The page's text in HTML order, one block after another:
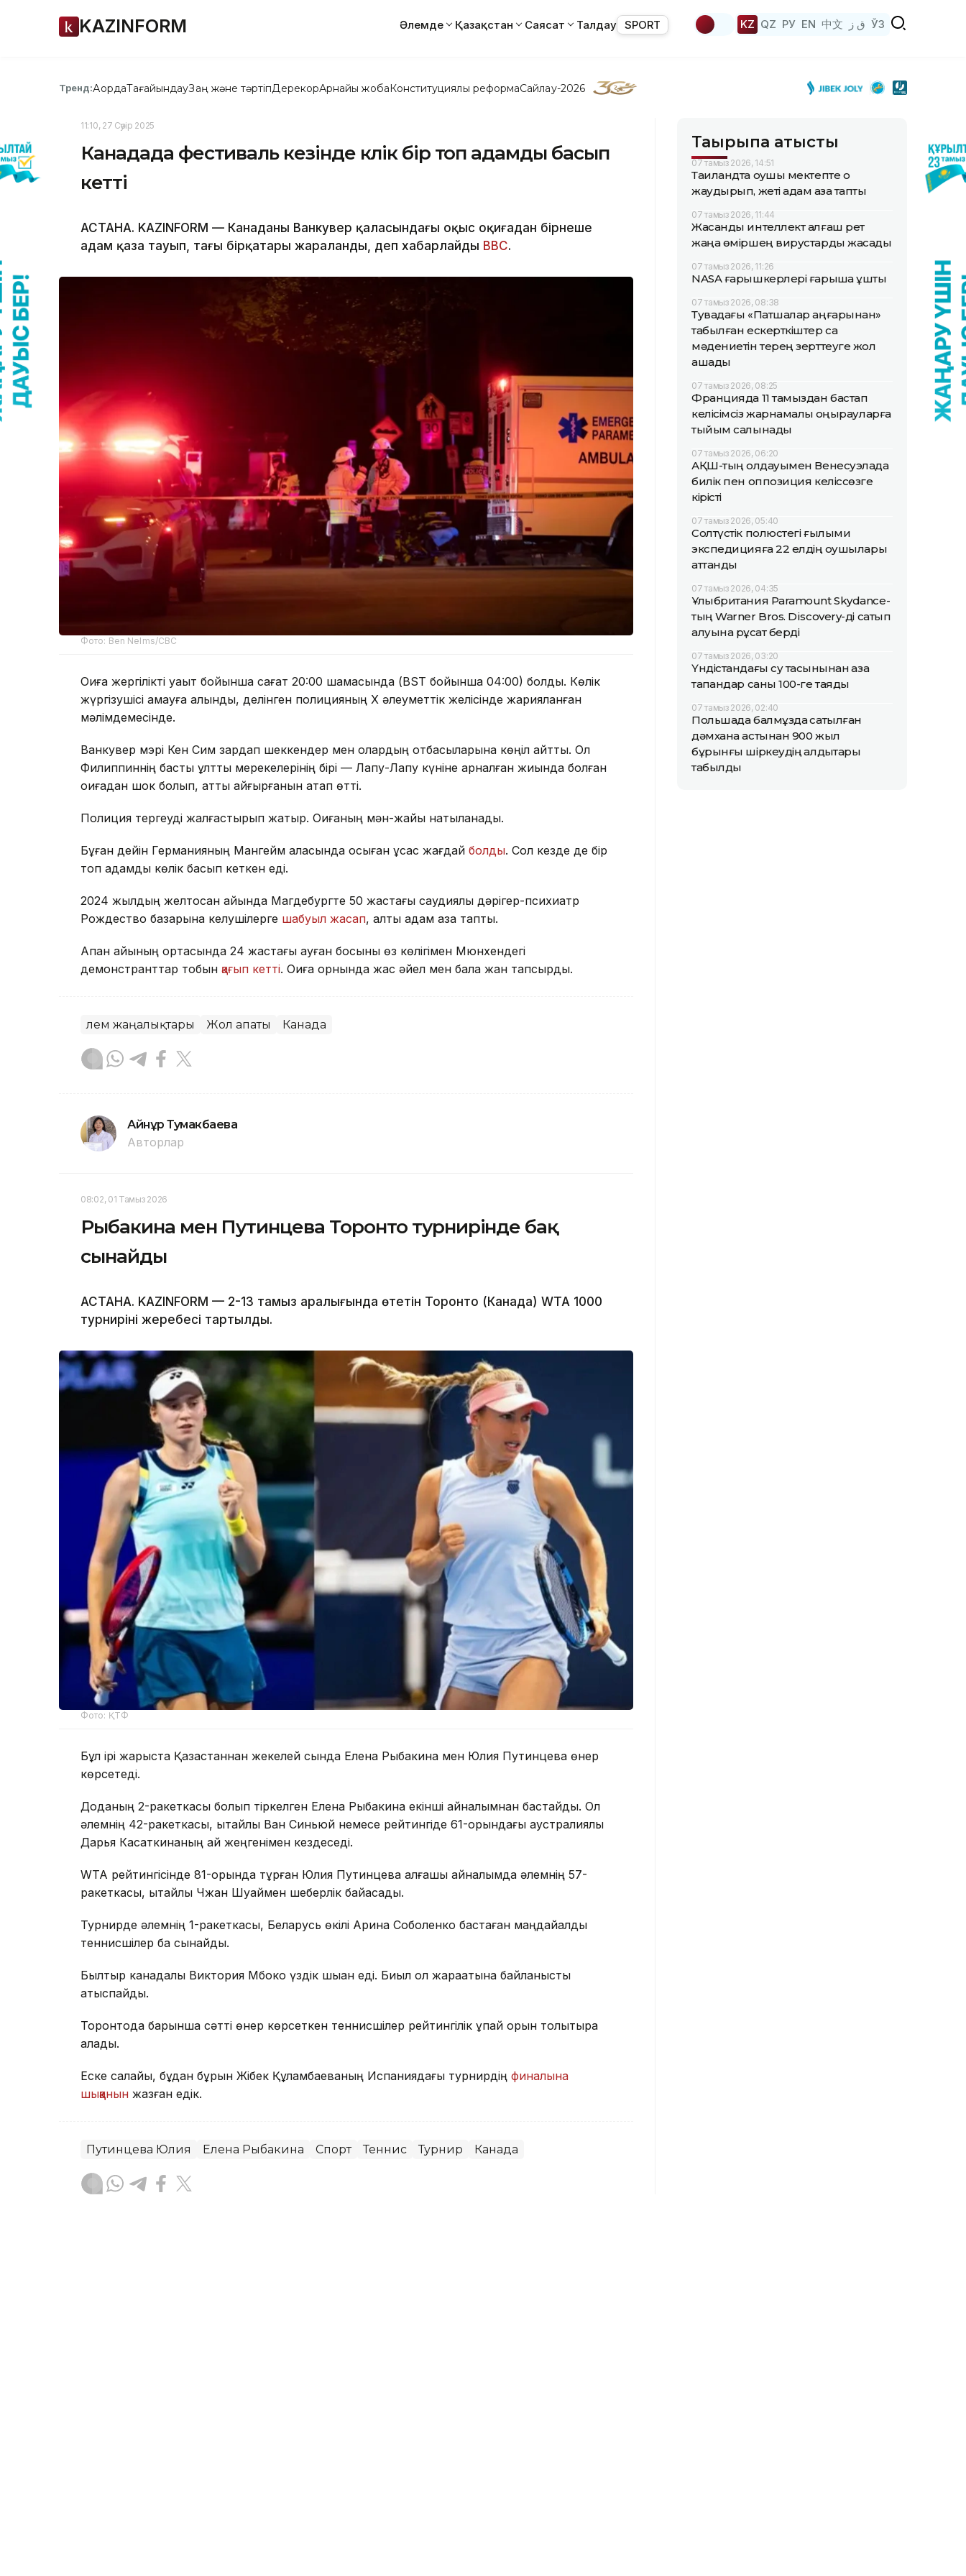
KAZINFORM Әлемде Қазақстан Саясат Талдау SPORT KZ QZ РУ EN 中文 ق ز ЎЗ
Тренд:АқордаТағайындауЗаң және тәртіпДерекқорАрнайы жобаКонституциялық реформаСайлау-2026
11:10, 27 Сәуір 2025
Канадада фестиваль кезінде көлік бір топ адамды басып
кетті
АСТАНА. KAZINFORM — Канаданың Ванкувер қаласындағы оқыс оқиғадан бірнеше
адам қаза тауып, тағы бірқатары жараланды, деп хабарлайды BBC.
Фото: Ben Nelms/CBC
Оқиға жергілікті уақыт бойынша сағат 20:00 шамасында (BST бойынша 04:00) болды. Көлік
жүргізушісі қамауға алынды, делінген полицияның X әлеуметтік желісінде жарияланған
мәлімдемесінде.
Ванкувер мэрі Кен Сим зардап шеккендер мен олардың отбасыларына көңіл айтты. Ол
Филиппиннің басты ұлттық мерекелерінің бірі — Лапу-Лапу күніне арналған жиында болған
оқиғадан шок болып, қатты қайғырғанын атап өтті.
Полиция тергеуді жалғастырып жатыр. Оқиғаның мән-жайы нақтыланады.
Бұған дейін Германияның Мангейм қаласында осыған ұқсас жағдай болды. Сол кезде де бір
топ адамды көлік басып кеткен еді.
2024 жылдың желтоқсан айында Магдебургте 50 жастағы саудиялық дәрігер-психиатр
Рождество базарына келушілерге шабуыл жасап, алты адам қаза тапты.
Ақпан айының ортасында 24 жастағы ауған босқыны өз көлігімен Мюнхендегі
демонстранттар тобын қағып кетті. Оқиға орнында жас әйел мен бала жан тапсырды.
Әлем жаңалықтары Жол апаты Канада
Айнұр Тумакбаева
Авторлар
08:02, 01 Тамыз 2026
Рыбакина мен Путинцева Торонто турнирінде бақ
сынайды
АСТАНА. KAZINFORM — 2-13 тамыз аралығында өтетін Торонто (Канада) WTA 1000
турнирінің жеребесі тартылды.
Фото: ҚТФ
Бұл ірі жарыста Қазақстаннан жекелей сында Елена Рыбакина мен Юлия Путинцева өнер
көрсетеді.
Доданың 2-ракеткасы болып тіркелген Елена Рыбакина екінші айналымнан бастайды. Ол
әлемнің 42-ракеткасы, қытайлық Ван Синьюй немесе рейтингіде 61-орындағы аустралиялық
Дарья Касаткинаның қай жеңгенімен кездеседі.
WTA рейтингісінде 81-орында тұрған Юлия Путинцева алғашқы айналымда әлемнің 57-
ракеткасы, қытайлық Чжан Шуаймен шеберлік байқасады.
Турнирде әлемнің 1-ракеткасы, Беларусь өкілі Арина Соболенко бастаған маңдайалды
теннисшілер бақ сынайды.
Былтыр канадалық Виктория Мбоко үздік шыққан еді. Биыл ол жарақатына байланысты
қатыспайды.
Торонтода барынша сәтті өнер көрсеткен теннисшілер рейтингілік ұпай қорын толықтыра
алады.
Еске салайық, бұдан бұрын Жібек Құламбаеваның Испаниядағы турнирдің финалына
шыққанын жазған едік.
Путинцева Юлия Елена Рыбакина Спорт Теннис Турнир Канада
Тақырыпқа қатысты
07 тамыз 2026, 14:51
Таиландта оқушы мектепте оқ
жаудырып, жеті адам қаза тапты
07 тамыз 2026, 11:44
Жасанды интеллект алғаш рет
жаңа өміршең вирустарды жасады
07 тамыз 2026, 11:26
NASA ғарышкерлері ғарышқа ұшты
07 тамыз 2026, 08:38
Тувадағы «Патшалар аңғарынан»
табылған ескерткіштер сақ
мәдениетін терең зерттеуге жол
ашады
07 тамыз 2026, 08:25
Францияда 11 тамыздан бастап
келісімсіз жарнамалық қоңырауларға
тыйым салынады
07 тамыз 2026, 06:20
АҚШ-тың қолдауымен Венесуэлада
билік пен оппозиция келіссөзге
кірісті
07 тамыз 2026, 05:40
Солтүстік полюстегі ғылыми
экспедицияға 22 елдің оқушылары
аттанды
07 тамыз 2026, 04:35
Ұлыбритания Paramount Skydance-
тың Warner Bros. Discovery-ді сатып
алуына рұқсат берді
07 тамыз 2026, 03:20
Үндістандағы су тасқынынан қаза
тапқандар саны 100-ге таяды
07 тамыз 2026, 02:40
Польшада балмұздақ сатылған
дәмхана астынан 900 жыл
бұрынғы шіркеудің қалдықтары
табылды